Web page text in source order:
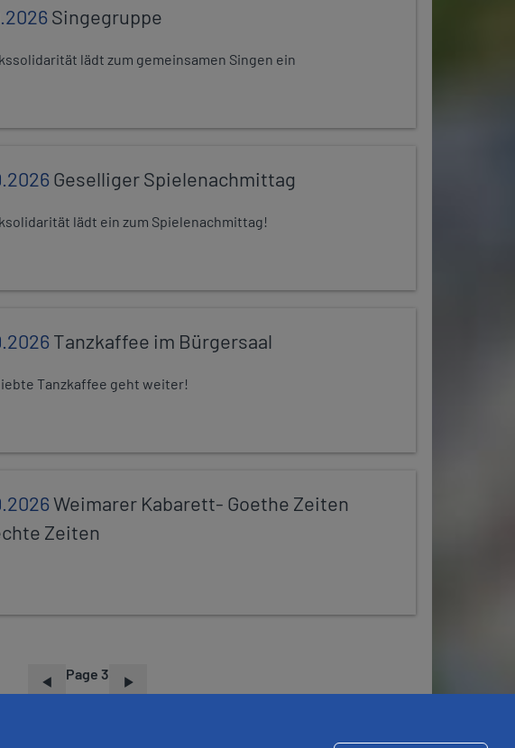
Singegruppe
lädt zum gemeinsamen Singen ein
Geselliger Spielenachmittag
lädt ein zum Spielenachmittag!
Tanzkaffee im Bürgersaal
Tanzkaffee geht weiter!
Weimarer Kabarett- Goethe Zeiten
Zeiten
Page 3